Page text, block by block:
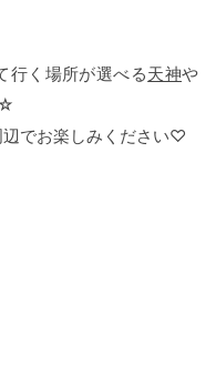
行く場所が選べる天神や
でお楽しみください♡